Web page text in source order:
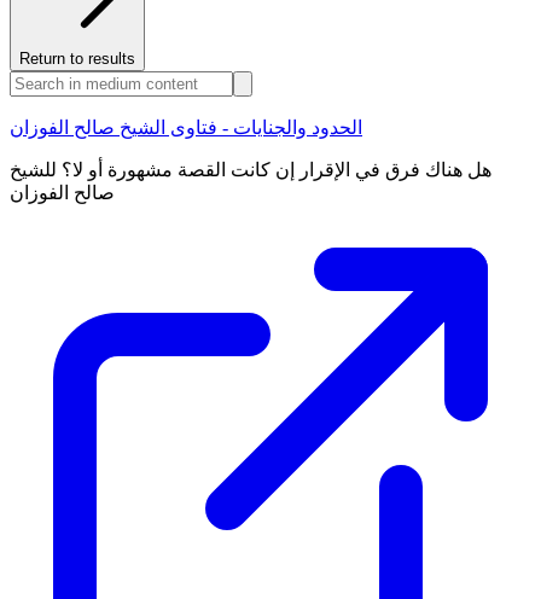
Return to results
الحدود والجنايات - فتاوى الشيخ صالح الفوزان
هل هناك فرق في الإقرار إن كانت القصة مشهورة أو لا؟ للشيخ
صالح الفوزان